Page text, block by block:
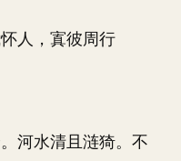
人，寘彼周行
河水清且涟猗。不